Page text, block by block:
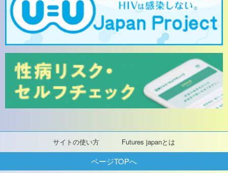
サイトの使い方 Futures japanとは
ページTOPへ